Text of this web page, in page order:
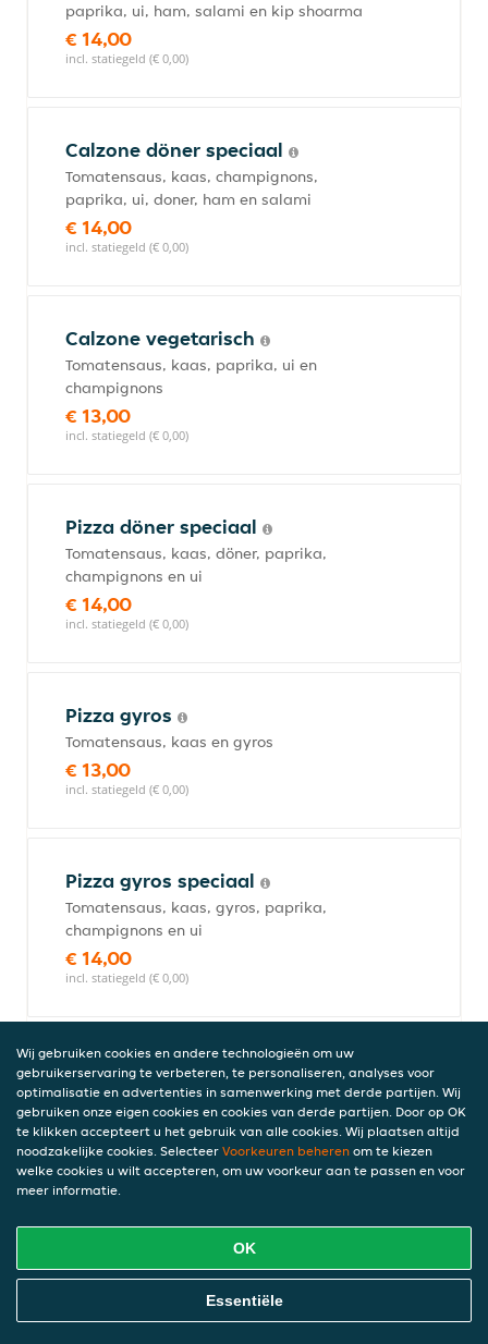
paprika, ui, ham, salami en kip shoarma
€ 14,00
incl. statiegeld (€ 0,00)
Calzone döner speciaal
Tomatensaus, kaas, champignons,
paprika, ui, doner, ham en salami
€ 14,00
incl. statiegeld (€ 0,00)
Calzone vegetarisch
Tomatensaus, kaas, paprika, ui en
champignons
€ 13,00
incl. statiegeld (€ 0,00)
Pizza döner speciaal
Tomatensaus, kaas, döner, paprika,
champignons en ui
€ 14,00
incl. statiegeld (€ 0,00)
Pizza gyros
Tomatensaus, kaas en gyros
€ 13,00
incl. statiegeld (€ 0,00)
Pizza gyros speciaal
Tomatensaus, kaas, gyros, paprika,
champignons en ui
€ 14,00
incl. statiegeld (€ 0,00)
Pizza ham
Tomatensaus, kaas en ham
€ 12,00
incl. statiegeld (€ 0,00)
Pizza salami
Online Eten Bestellen
Wij gebruiken cookies en andere technologieën om uw
gebruikerservaring te verbeteren, te personaliseren, analyses voor
optimalisatie en advertenties in samenwerking met derde partijen. Wij
gebruiken onze eigen cookies en cookies van derde partijen. Door op OK
te klikken accepteert u het gebruik van alle cookies. Wij plaatsen altijd
noodzakelijke cookies. Selecteer Voorkeuren beheren om te kiezen
welke cookies u wilt accepteren, om uw voorkeur aan te passen en voor
meer informatie.
OK
Essentiële